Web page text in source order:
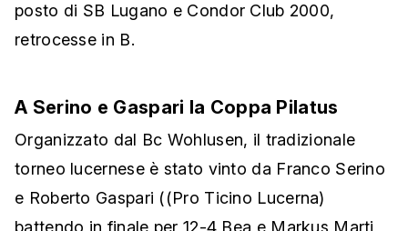
posto di SB Lugano e Condor Club 2000,
retrocesse in B.
A Serino e Gaspari la Coppa Pilatus
Organizzato dal Bc Wohlusen, il tradizionale
torneo lucernese è stato vinto da Franco Serino
e Roberto Gaspari ((Pro Ticino Lucerna)